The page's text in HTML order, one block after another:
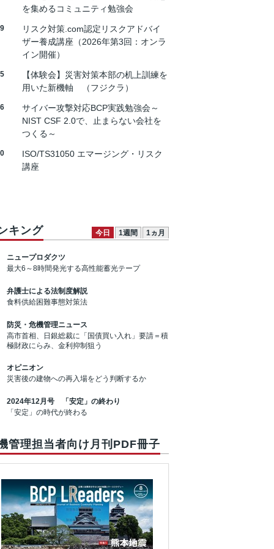
を集めるコミュニティ勉強会
リスク対策.com認定リスクアドバイ
ザー養成講座（2026年第3回：オンラ
イン開催）
【体験会】災害対策本部の机上訓練を
用いた新機軸 （フジクラ）
サイバー攻撃対応BCP実践勉強会～
NIST CSF 2.0で、止まらない会社を
つくる～
ISO/TS31050 エマージング・リスク
講座
キング 今日 1週間 1ヵ月
ニュープロダクツ
最大6～8時間発光する高性能蓄光テープ
弁護士による法制度解説
食料供給困難事態対策法
防災・危機管理ニュース
高市首相、日銀総裁に「国債買い入れ」要請＝積
極財政にらみ、金利抑制狙う
オピニオン
災害後の建物への再入場をどう判断するか
2024年12月号 「安定」の終わり
「安定」の時代が終わる
管理担当者向け月刊PDF冊子